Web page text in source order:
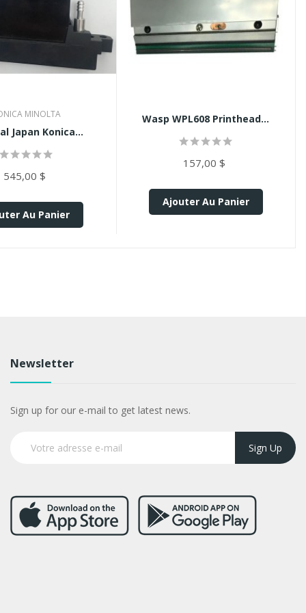
MINOLTA
Japan Konica...
545,00 $
Au Panier
Wasp WPL608 Printhead...
157,00 $
Ajouter Au Panier
Newsletter
Sign up for our e-mail to get latest news.
Sign Up